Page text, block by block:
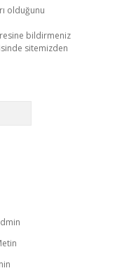
olduğunu
bildirmeniz
sitemizden